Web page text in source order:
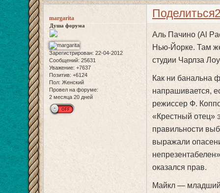
Поделиться
margarita
Душа форума
Зарегистрирован: 22-04-2012
Сообщений: 25631
Уважение: +7637
Позитив: +6124
Пол: Женский
Провел на форуме:
2 месяца 20 дней
Аль Пачино (Al
Нью-Йорке. Там
студии Чарлза
Как ни банальна
напрашивается,
режиссер Ф.
«Крестный отец»
правильности
выражали
оказался прав.
Майкл — младший